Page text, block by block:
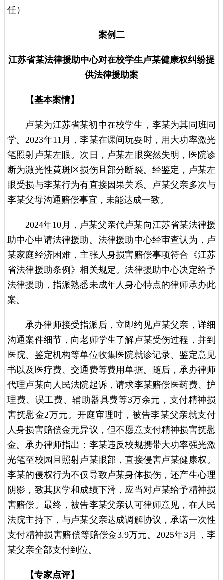
任）
案例二
江苏省某法律援助中心对在校学生卢某健康权纠纷提
供法律援助案
【基本案情】
卢某为江苏省某初中在校学生，李某为其同班同
学。2023年11月，李某在课间玩耍时，用大功率激光
笔照射卢某左眼。次日，卢某左眼突然失明，医院诊
断为激光性黄斑区损伤且部分断裂。经鉴定，卢某左
眼受损与李某行为有直接因果关系。卢某父亲多次与
李某父母沟通赔偿事宜，未能达成一致。
2024年10月，卢某父亲代卢某向江苏省某法律援
助中心申请法律援助。法律援助中心经审查认为，卢
某家庭经济困难，主张人身损害赔偿事项符合《江苏
省法律援助条例》相关规定。法律援助中心决定给予
法律援助，指派熟悉未成年人身心特点的律师承办此
案。
承办律师接受指派后，立即约见卢某父亲，详细
沟通案件细节，向老师学生了解卢某受伤过程，并到
医院、鉴定机构等单位收集医院就诊记录、鉴定意见
书以及医疗费、交通费等费用单据。随后，承办律师
代理卢某向人民法院起诉，请求李某赔偿医药费、护
理费、误工费、辅助器具费等3万余元，支付精神损
害抚慰金2万元。开庭审理时，被告李某父亲就支付
人身损害赔偿金无异议，但不愿意支付精神损害抚慰
金。承办律师指出：李某违反校规携带大功率强光激
光笔至校园且照射卢某眼部，直接侵害卢某健康权。
李某的侵权行为不仅导致卢某身体损伤，还产生心理
阴影，致其厌学和成绩下滑，应当对卢某给予精神损
害赔偿。最终，被告李某父亲认可律师意见，在人民
法院主持下，与卢某父亲达成调解协议，承诺一次性
支付精神损害赔偿等赔偿金3.9万元。2025年3月，李
某父亲全部支付到位。
【专家点评】